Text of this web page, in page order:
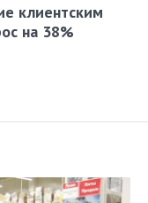
клиентским
на 38%